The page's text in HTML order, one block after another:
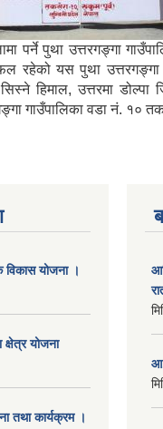
पर्ने पुथा उत्तरगङ्गा
रहेको यस पुथा
हिमाल, उत्तरमा
गाउँपालिका वडा नं. १०
विकास योजना ।
क्षेत्र योजना
तथा कार्यक्रम ।